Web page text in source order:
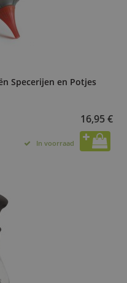
Specerijen en Potjes
16,95 €
In voorraad